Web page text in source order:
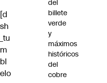
[d
sh
_tu
m
bl
elo
del
billete
verde
y
máximos
históricos
del
cobre